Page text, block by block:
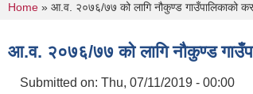
You are here
Home » आ.व. २०७६/७७ को लागि नौकुण्ड गाउँपालिकाको
आ.व. २०७६/७७ को लागि नौकुण्ड
Submitted on: Thu, 07/11/2019 - 00:00